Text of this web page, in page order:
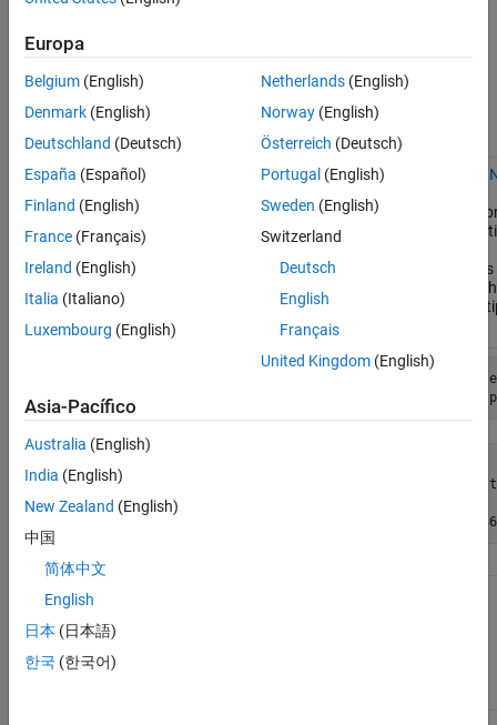
Tipo de argumento
de entrada de
MATLAB —
escalar
resultante
double(real)
(predeterminado)
Use Python
De manera
convierte el
Para
tipos de
convertir el
complex
z =
Python
int8
uint8
int16
int32
Europa
Belgium (English)
Denmark (English)
Deutschland (Deutsch)
España (Español)
Finland (English)
France (Français)
Ireland (English)
Italia (Italiano)
Luxembourg (English)
Netherlands(English)
Norway(English)
Österreich (Deutsch)
Portugal (English)
Sweden (English)
Switzerland
Deutsch
English
Français
United Kingdom(English)
Asia-Pacífico
Australia (English)
India (English)
New Zealand (English)
中国
简体中文
English
日本 (日本語)
한국 (한국어)